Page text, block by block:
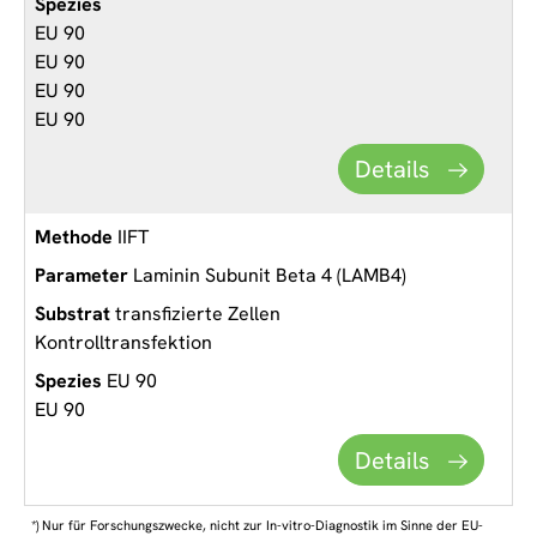
EU 90
EU 90
EU 90
EU 90
Details
IIFT
Laminin Subunit Beta 4 (LAMB4)
transfizierte Zellen
Kontrolltransfektion
EU 90
EU 90
Details
*) Nur für Forschungszwecke, nicht zur In-vitro-Diagnostik im Sinne der EU-